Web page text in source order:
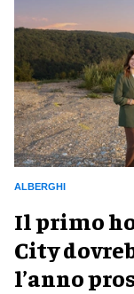
ALBERGHI
Il primo
City
l’anno